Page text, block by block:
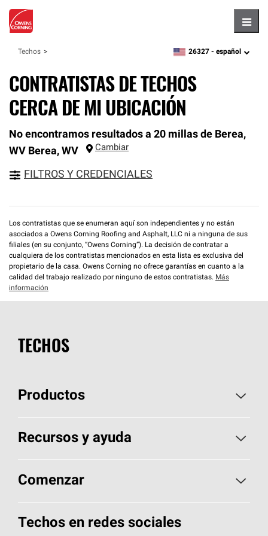
Techos zipcode,language
26327 - español
CONTRATISTAS DE TECHOS
CERCA DE MI UBICACIÓN
No encontramos resultados a 20 millas de Berea,
WV Berea, WV Cambiar
FILTROS Y CREDENCIALES
Los contratistas que se enumeran aquí son independientes y no están
asociados a Owens Corning Roofing and Asphalt, LLC ni a ninguna de sus
filiales (en su conjunto, “Owens Corning”). La decisión de contratar a
cualquiera de los contratistas mencionados en esta lista es exclusiva del
propietario de la casa. Owens Corning no ofrece garantías en cuanto a la
calidad del trabajo realizado por ninguno de estos contratistas. Más
información
TECHOS
Productos
Elija sus tejas
Encuentre un contratista
Componentes para techos
Recursos y ayuda
Aspectos básicos sobre techos
Herramientas de diseño y color
Comenzar
Llame al 1-800-GET-PINK®
Techos en redes sociales